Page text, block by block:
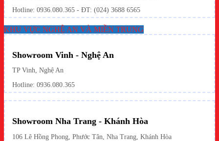
Hotline: 0936.080.365 - ĐT: (024) 3688 6565
KHU VỰC NGHỆ AN VÀ MIỀN TRUNG
Showroom Vinh - Nghệ An
TP Vinh, Nghệ An
Hotline: 0936.080.365
Showroom Nha Trang - Khánh Hòa
106 Lê Hồng Phong, Phước Tân, Nha Trang, Khánh Hòa